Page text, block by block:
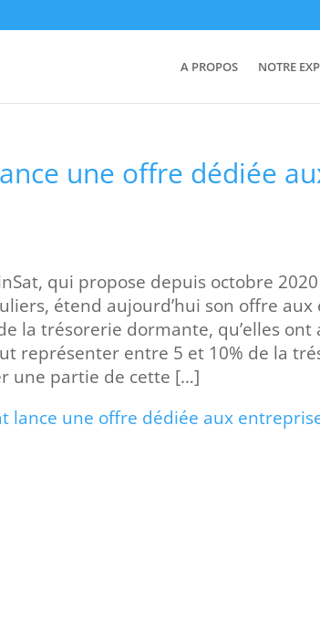
A PROPOS NOTRE
une offre dédiée
qui propose depuis octobre
étend aujourd’hui son offre aux
la trésorerie dormante, qu’elles ont
représenter entre 5 et 10% de la
une partie de cette […]
lance une offre dédiée aux